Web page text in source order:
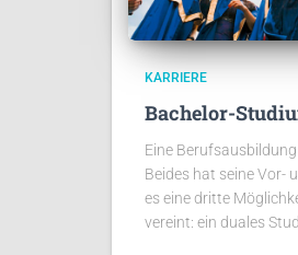
KARRIERE
Bachelor-
Eine
Beides hat seine Vor-
es eine dritte
vereint: ein duales